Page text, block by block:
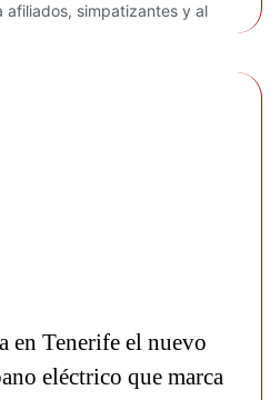
afiliados, simpatizantes y al
en Tenerife el nuevo
eléctrico que marca